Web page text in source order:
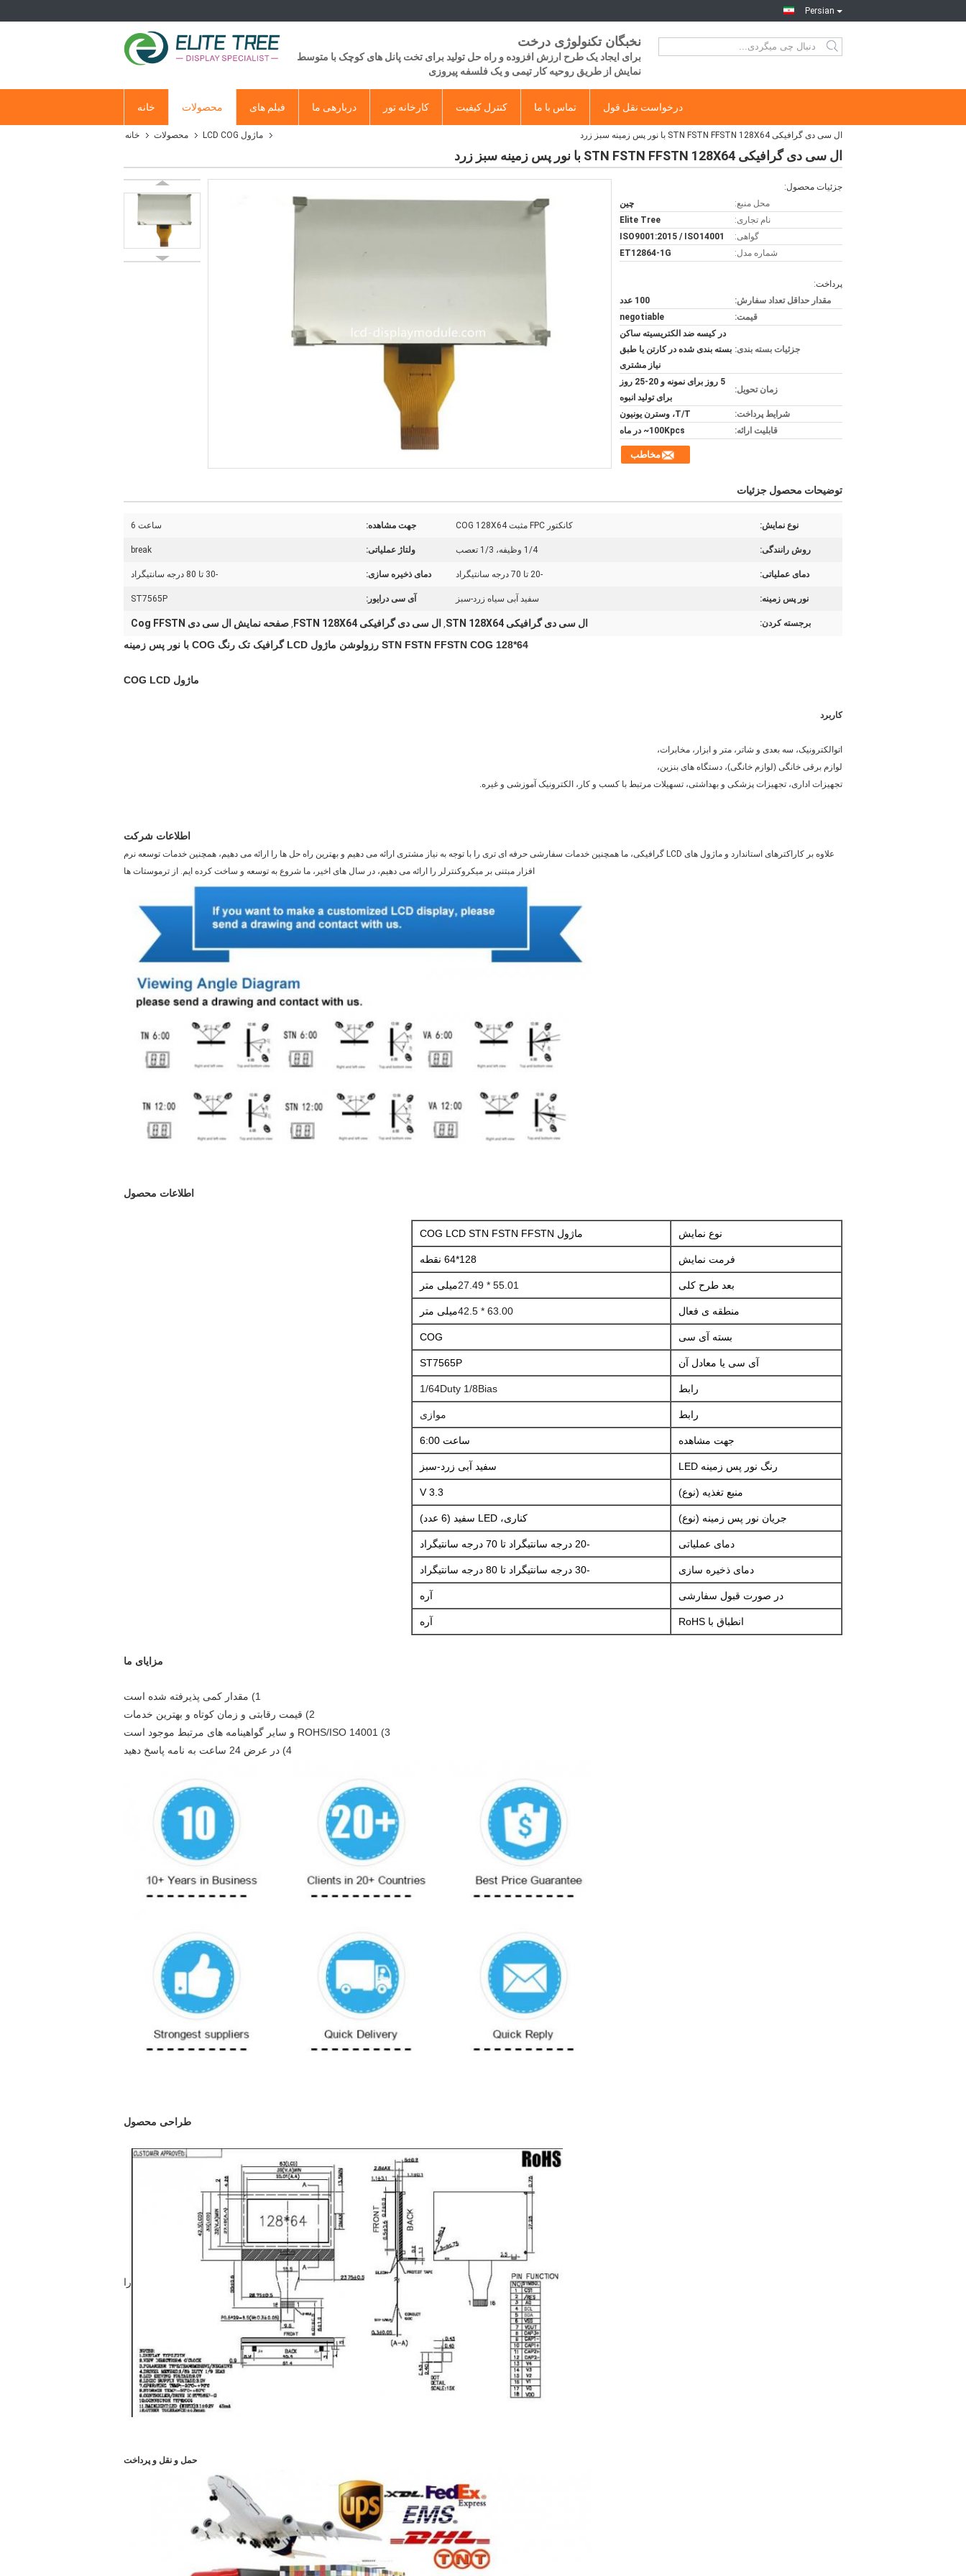
Persian
نخبگان تکنولوژی درخت
برای ایجاد یک طرح ارزش افزوده و راه حل تولید برای تخت پانل های کوچک با متوسط
​​نمایش از طریق روحیه کار تیمی و یک فلسفه پیروزی
خانه محصولات فیلم های دربارهی ما کارخانه تور کنترل کیفیت تماس با ما درخواست نقل قول
خانه محصولات ماژول LCD COG ال سی دی گرافیکی STN FSTN FFSTN 128X64 با نور پس زمینه سبز زرد
ال سی دی گرافیکی STN FSTN FFSTN 128X64 با نور پس زمینه سبز زرد
جزئیات محصول:
محل منبع:
چین
نام تجاری:
Elite Tree
گواهی:
ISO9001:2015 / ISO14001
شماره مدل:
ET12864-1G
پرداخت:
مقدار حداقل تعداد سفارش:
100 عدد
قیمت:
negotiable
جزئیات بسته بندی:
در کیسه ضد الکتریسیته ساکن
بسته بندی شده در کارتن یا طبق
نیاز مشتری
زمان تحویل:
5 روز برای نمونه و 20-25 روز
برای تولید انبوه
شرایط پرداخت:
T/T، وسترن یونیون
قابلیت ارائه:
100Kpcs~ در ماه
مخاطب
توضیحات محصول جزئیات
نوع نمایش: کانکتور FPC مثبت COG 128X64 جهت مشاهده: ساعت 6
روش رانندگی: 1/4 وظیفه، 1/3 تعصب ولتاژ عملیاتی: break
دمای عملیاتی: -20 تا 70 درجه سانتیگراد دمای ذخیره سازی: -30 تا 80 درجه سانتیگراد
نور پس زمینه: سفید آبی سیاه زرد-سبز آی سی درایور: ST7565P
برجسته کردن: ال سی دی گرافیکی STN 128X64 , ال سی دی گرافیکی FSTN 128X64 , صفحه نمایش ال سی دی Cog FFSTN
STN FSTN FFSTN COG 128*64 رزولوشن ماژول LCD گرافیک تک رنگ COG با نور پس زمینه
ماژول COG LCD
کاربرد
اتوالکترونیک، سه بعدی و شاتر، متر و ابزار، مخابرات،
لوازم برقی خانگی (لوازم خانگی)، دستگاه های بنزین،
تجهیزات اداری، تجهیزات پزشکی و بهداشتی، تسهیلات مرتبط با کسب و کار، الکترونیک آموزشی و غیره.
اطلاعات شرکت
علاوه بر کاراکترهای استاندارد و ماژول های LCD گرافیکی، ما همچنین خدمات سفارشی حرفه ای تری را با توجه به نیاز مشتری ارائه می دهیم و بهترین راه حل ها را ارائه می دهیم، همچنین خدمات توسعه نرم
افزار مبتنی بر میکروکنترلر را ارائه می دهیم، در سال های اخیر، ما شروع به توسعه و ساخت کرده ایم. از ترموستات ها
اطلاعات محصول
نوع نمایش ماژول COG LCD STN FSTN FFSTN
فرمت نمایش 128*64 نقطه
بعد طرح کلی 55.01 * 27.49 میلی متر
منطقه ی فعال 63.00 * 42.5 میلی متر
بسته آی سی COG
آی سی یا معادل آن ST7565P
رابط 1/64Duty 1/8Bias
رابط موازی
جهت مشاهده ساعت 6:00
رنگ نور پس زمینه LED سفید آبی زرد-سبز
منبع تغذیه (نوع) 3.3 V
جریان نور پس زمینه (نوع) کناری، LED سفید (6 عدد)
دمای عملیاتی -20 درجه سانتیگراد تا 70 درجه سانتیگراد
دمای ذخیره سازی -30 درجه سانتیگراد تا 80 درجه سانتیگراد
در صورت قبول سفارشی آره
انطباق با RoHS آره
مزایای ما
1) مقدار کمی پذیرفته شده است
2) قیمت رقابتی و زمان کوتاه و بهترین خدمات
3) ROHS/ISO 14001 و سایر گواهینامه های مرتبط موجود است
4) در عرض 24 ساعت به نامه پاسخ دهید
طراحی محصول
را
حمل و نقل و پرداخت